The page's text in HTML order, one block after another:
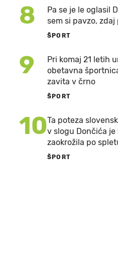
8
Pa se je le oglasil
sem si pavzo, zdaj
ŠPORT
9
Pri komaj 21 letih
obetavna
zavita v črno
ŠPORT
10Ta poteza
v slogu Dončića
zaokrožila po
ŠPORT